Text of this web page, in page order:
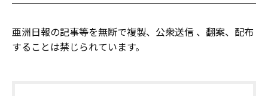
亜洲日報の記事等を無断で複製、公衆送信 、翻案、配布
することは禁じられています。